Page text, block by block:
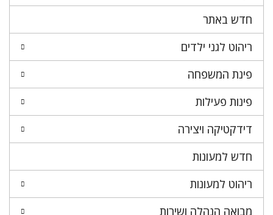
חדש באתר
ריהוט לגני ילדים
פינת המשפחה
פינות פעילות
דידקטיקה ויצירה
חדש למעונות
ריהוט למעונות
מבואה הנהלה ושירות